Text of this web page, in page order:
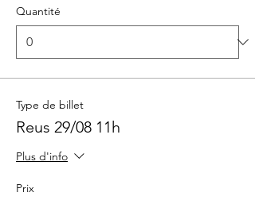
Quantité
Type de billet
Reus 29/08 11h
Plus d'info
Prix